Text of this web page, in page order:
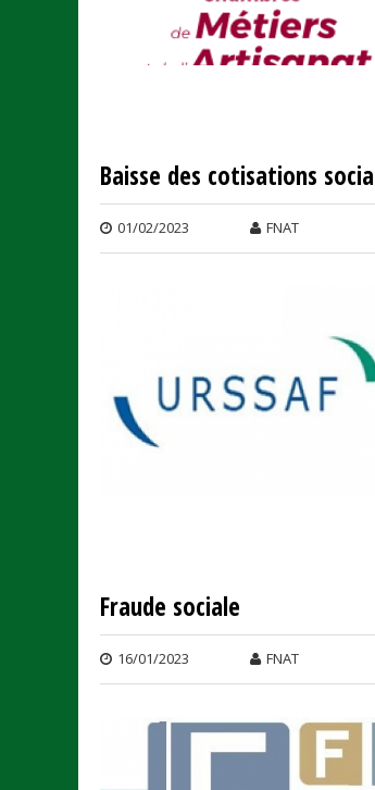
Baisse des cotisations
01/02/2023 FNAT
Fraude sociale
16/01/2023 FNAT